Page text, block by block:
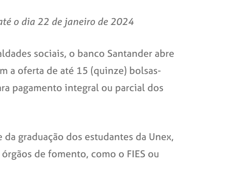
o dia 22 de janeiro de 2024
sociais, o banco Santander abre
a oferta de até 15 (quinze) bolsas-
pagamento integral ou parcial dos
graduação dos estudantes da Unex,
de fomento, como o FIES ou